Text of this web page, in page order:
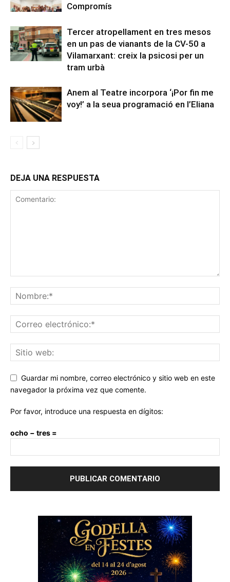
Compromís
Tercer atropellament en tres mesos
en un pas de vianants de la CV-50 a
Vilamarxant: creix la psicosi per un
tram urbà
Anem al Teatre incorpora ‘¡Por fin me
voy!’ a la seua programació en l’Eliana
DEJA UNA RESPUESTA
Guardar mi nombre, correo electrónico y sitio web en este
navegador la próxima vez que comente.
Por favor, introduce una respuesta en dígitos:
ocho − tres =